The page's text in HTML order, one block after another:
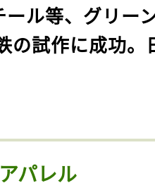
ール等、グリー
の試作に成功。
パレル